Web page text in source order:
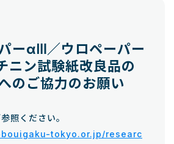
パーαⅢ／ウロペーパー
ン試験紙改良品の
のご協力のお願い
照ください。
tokyo.or.jp/researc